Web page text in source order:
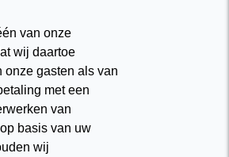
van onze
wij daartoe
gasten als van
met een
van
basis van uw
wij